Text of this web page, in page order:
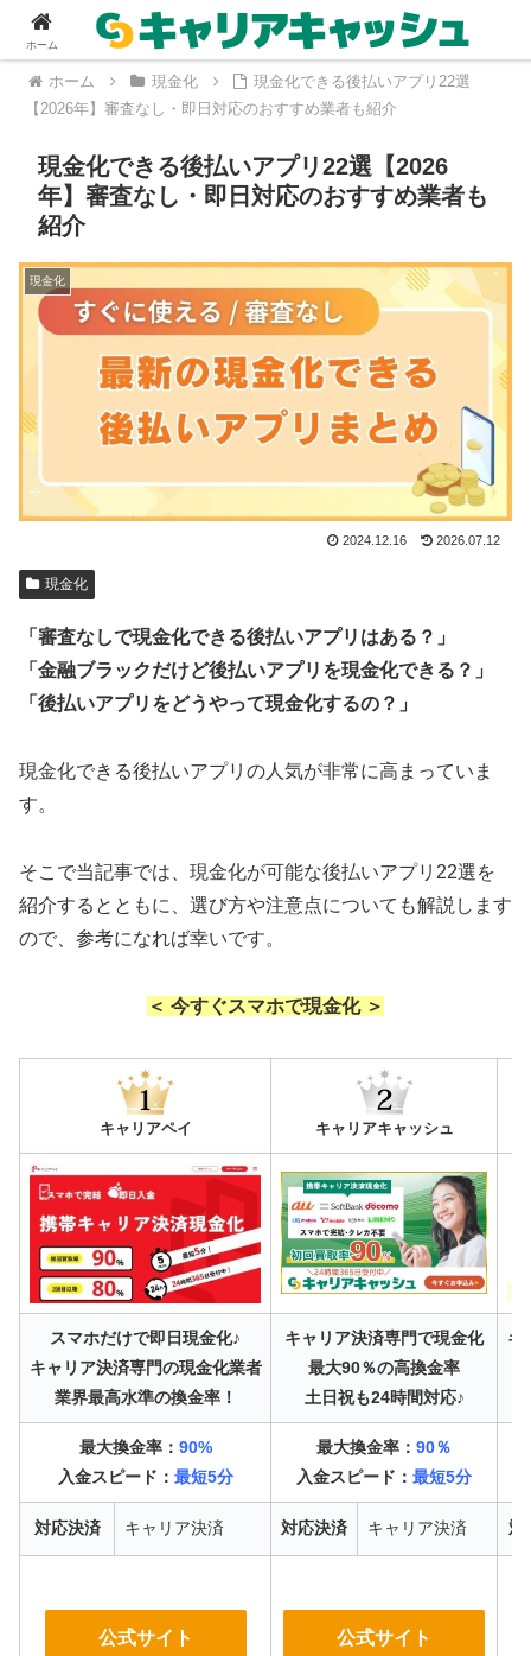
ホーム 現金化
現金化できる後払いアプリ22選
【2026年】審査なし・即日対応のおすすめ業者も紹介
現金化できる後払いアプリ22選【2026
年】審査なし・即日対応のおすすめ業者も
紹介
現金化
2024.12.16 2026.07.12
現金化
「審査なしで現金化できる後払いアプリはある？」
「金融ブラックだけど後払いアプリを現金化できる？」
「後払いアプリをどうやって現金化するの？」
現金化できる後払いアプリの人気が非常に高まっていま
す。
そこで当記事では、現金化が可能な後払いアプリ22選を
紹介するとともに、選び方や注意点についても解説します
ので、参考になれば幸いです。
＜ 今すぐスマホで現金化 ＞
キャリアペイ キャリアキャッシュ
スマホだけで即日現金化♪
キャリア決済専門の現金化業者
業界最高水準の換金率！
キャリア決済専門で現金化
最大90％の高換金率
土日祝も24時間対応♪
キ
最大換金率： 90%
入金スピード： 最短5分
最大換金率： 90％
入金スピード： 最短5分
対応決済 キャリア決済 対応決済 キャリア決済 対
公式サイト 公式サイト
ホーム